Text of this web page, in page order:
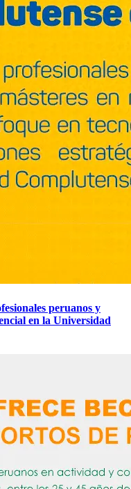
peruanos y
en la Universidad